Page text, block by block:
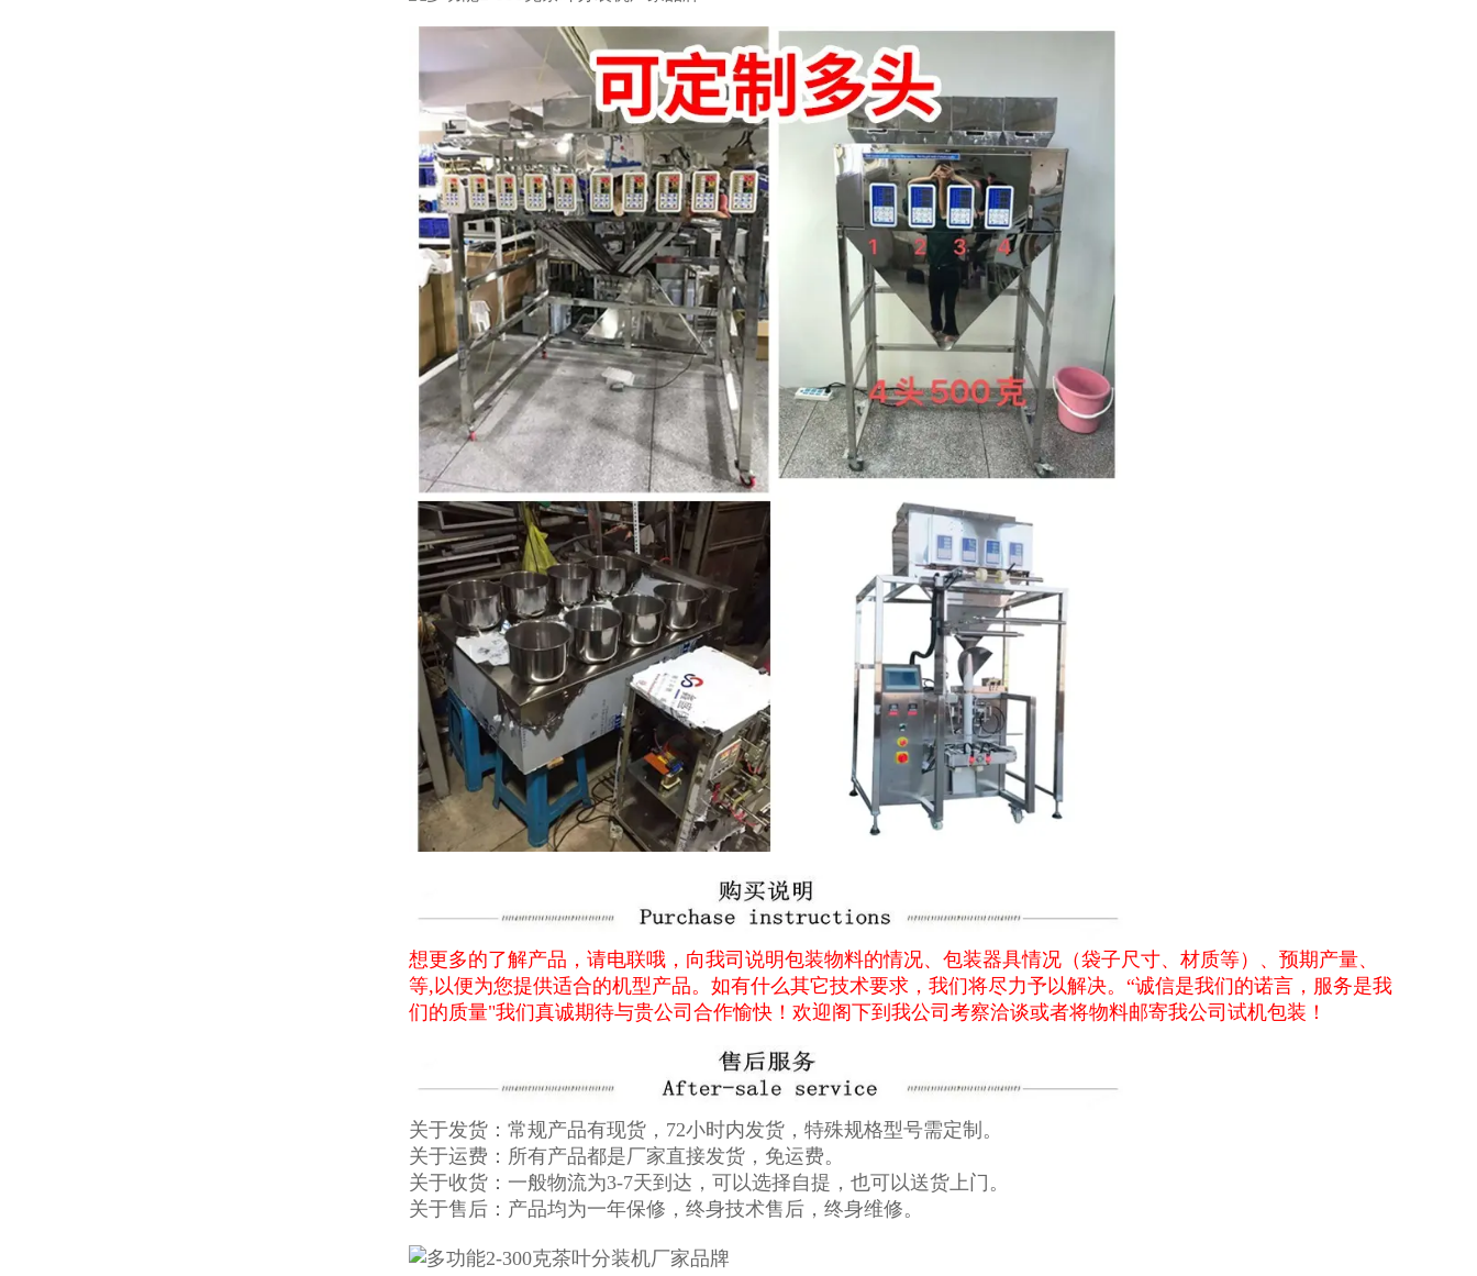
想更多的了解产品，请电联哦，向我司说明包装物料的情况、包装器具情况（袋子尺寸、材质等）、预期产量、
等,以便为您提供适合的机型产品。如有什么其它技术要求，我们将尽力予以解决。“诚信是我们的诺言，服务是我
们的质量"我们真诚期待与贵公司合作愉快！欢迎阁下到我公司考察洽谈或者将物料邮寄我公司试机包装！
关于发货：常规产品有现货，72小时内发货，特殊规格型号需定制。
关于运费：所有产品都是厂家直接发货，免运费。
关于收货：一般物流为3-7天到达，可以选择自提，也可以送货上门。
关于售后：产品均为一年保修，终身技术售后，终身维修。